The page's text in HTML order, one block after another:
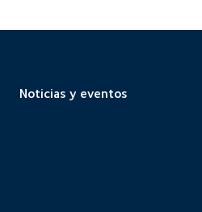
Noticias y eventos